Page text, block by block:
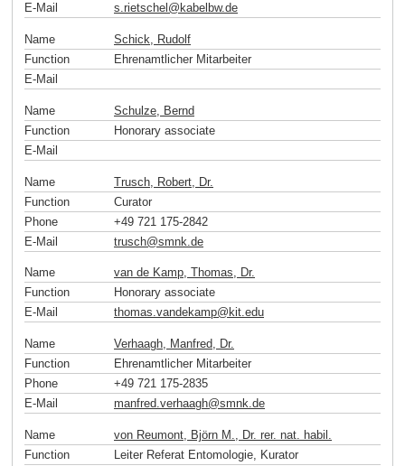
E-Mail
s.rietschel @ kabelbw.de
Name
Schick, Rudolf
Function
Ehrenamtlicher Mitarbeiter
E-Mail
Name
Schulze, Bernd
Function
Honorary associate
E-Mail
Name
Trusch, Robert, Dr.
Function
Curator
Phone
+49 721 175-2842
E-Mail
trusch@smnk de
Name
van de Kamp, Thomas, Dr.
Function
Honorary associate
E-Mail
thomas.vandekamp@ kit.edu
Name
Verhaagh, Manfred, Dr.
Function
Ehrenamtlicher Mitarbeiter
Phone
+49 721 175-2835
E-Mail
manfred.verhaagh@smnk.de
Name
von Reumont, Björn M., Dr. rer. nat. habil.
Function
Leiter Referat Entomologie, Kurator